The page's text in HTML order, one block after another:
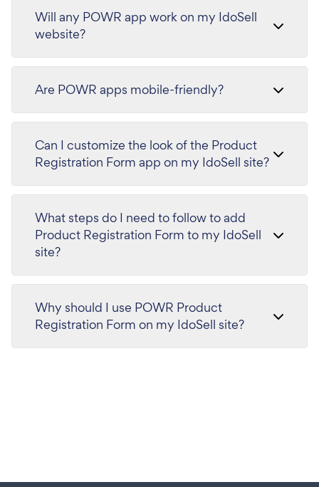
Will any POWR app work on my IdoSell
website?
Are POWR apps mobile-friendly?
Can I customize the look of the Product
Registration Form app on my IdoSell site?
What steps do I need to follow to add
Product Registration Form to my IdoSell
site?
Why should I use POWR Product
Registration Form on my IdoSell site?